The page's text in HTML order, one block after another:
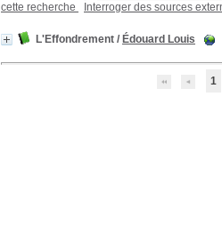
cette recherche
Interroger des sources
L'Effondrement / Édouard Louis
1